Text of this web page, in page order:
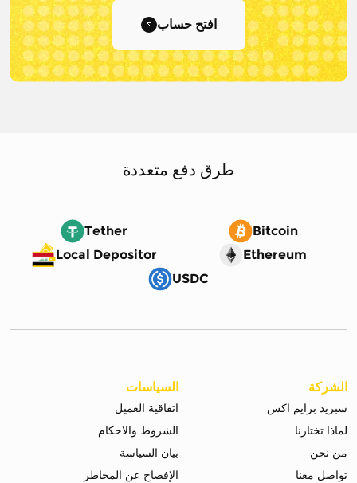
افتح حساب
طرق دفع متعددة
Tether
Bitcoin
Local Depositor
Ethereum
USDC
الشركة
سبريد برايم اكس
لماذا تختارنا
من نحن
تواصل معنا
السياسات
اتفاقية العميل
الشروط والاحكام
بيان السياسة
الإفصاح عن المخاطر